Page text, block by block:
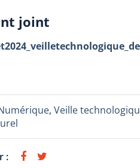
joint
, Veille
: